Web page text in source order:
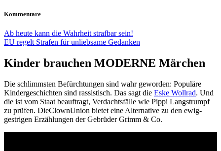
Kommentare
Ab heute kann die Wahrheit strafbar sein!
EU regelt Strafen für unliebsame Gedanken
Kinder brauchen MODERNE Märchen
Die schlimmsten Befürchtungen sind wahr geworden: Populäre
Kindergeschichten sind rassistisch. Das sagt die Eske Wollrad. Und
die ist vom Staat beauftragt, Verdachtsfälle wie Pippi Langstrumpf
zu prüfen. DieClownUnion bietet eine Alternative zu den ewig-
gestrigen Erzählungen der Gebrüder Grimm & Co.